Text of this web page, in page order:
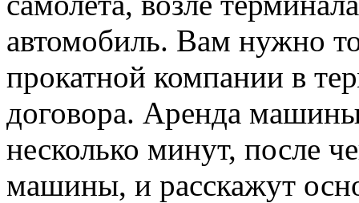
автомобиль. Вам нужно
прокатной компании в
договора. Аренда
несколько минут, после
машины, и расскажут